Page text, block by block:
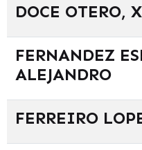
DOCE OTERO,
FERNANDEZ
ALEJANDRO
FERREIRO